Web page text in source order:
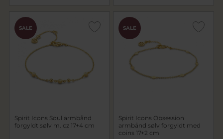
SALE
Spirit Icons Soul armbånd
forgyldt sølv m. cz 17+4 cm
SALE
Spirit Icons Obsession
armbånd sølv forgyldt med
coins 17+2 cm